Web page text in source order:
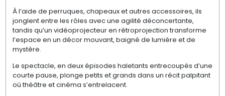
À l’aide de perruques, chapeaux et autres accessoires, ils
jonglent entre les rôles avec une agilité déconcertante,
tandis qu’un vidéoprojecteur en rétroprojection transforme
l’espace en un décor mouvant, baigné de lumière et de
mystère.
Le spectacle, en deux épisodes haletants entrecoupés d’une
courte pause, plonge petits et grands dans un récit palpitant
où théâtre et cinéma s’entrelacent.